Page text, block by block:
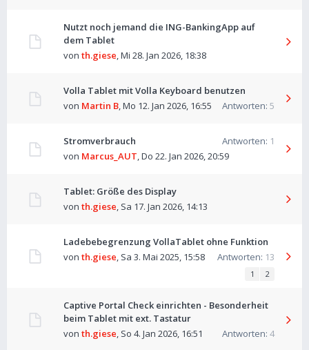
Nutzt noch jemand die ING-BankingApp auf
dem Tablet
von th.giese,Mi 28. Jan 2026, 18:38
Volla Tablet mit Volla Keyboard benutzen
Antworten: 5
von Martin B,Mo 12. Jan 2026, 16:55
Stromverbrauch Antworten: 1
von Marcus_AUT,Do 22. Jan 2026, 20:59
Tablet: Größe des Display
von th.giese, Sa 17. Jan 2026, 14:13
Ladebebegrenzung VollaTablet ohne Funktion
Antworten: 13
von th.giese, Sa 3. Mai 2025, 15:58
1 2
Captive Portal Check einrichten - Besonderheit
beim Tablet mit ext. Tastatur
Antworten: 4
von th.giese, So 4. Jan 2026, 16:51